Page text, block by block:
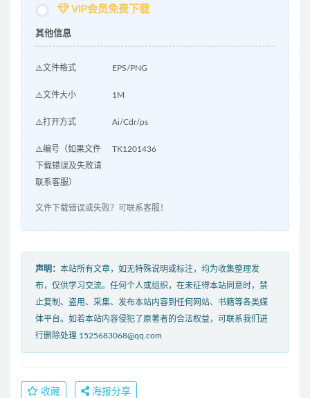
VIP会员免费下载
其他信息
⚠️文件格式 EPS/PNG
⚠️文件大小 1M
⚠️打开方式 Ai/Cdr/ps
⚠️编号（如果文件
下载错误及失败请
联系客服）
TK1201436
文件下载错误或失败？可联系客服！
声明： 本站所有文章，如无特殊说明或标注，均为收集整理发
布，仅供学习交流。任何个人或组织，在未征得本站同意时，禁
止复制、盗用、采集、发布本站内容到任何网站、书籍等各类媒
体平台。如若本站内容侵犯了原著者的合法权益，可联系我们进
行删除处理 1525683068@qq.com
收藏 海报分享